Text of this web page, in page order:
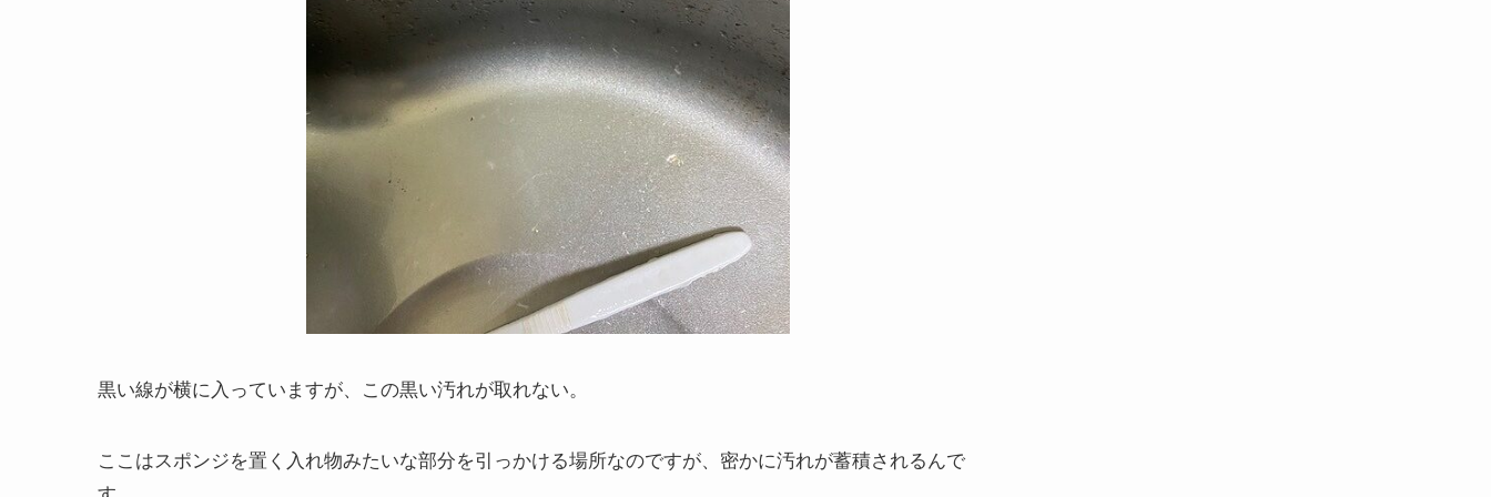
黒い線が横に入っていますが、この黒い汚れが取れない。
ここはスポンジを置く入れ物みたいな部分を引っかける場所なのですが、密かに汚れが蓄積されるんで